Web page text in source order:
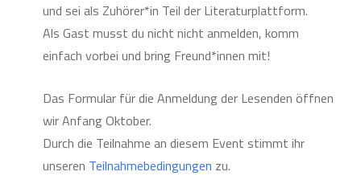
und sei als Zuhörer*in Teil der Literaturplattform.
Als Gast musst du nicht nicht anmelden, komm
einfach vorbei und bring Freund*innen mit!
Das Formular für die Anmeldung der Lesenden öffnen
wir Anfang Oktober.
Durch die Teilnahme an diesem Event stimmt ihr
unseren Teilnahmebedingungen zu.